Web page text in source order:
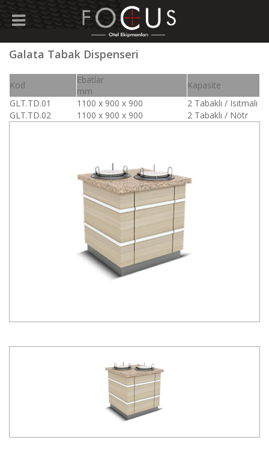
Galata Tabak Dispenseri
Kod
Ebatlar
mm
Kapasite
GLT.TD.01
1100 x 900 x 900
2 Tabaklı / Isıtmalı
GLT.TD.02
1100 x 900 x 900 2 Tabaklı / Nötr